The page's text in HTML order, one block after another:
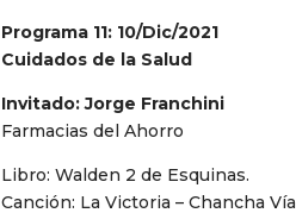
Programa 11: 10/Dic/2021
Cuidados de la Salud
Invitado: Jorge Franchini
Farmacias del Ahorro
Libro: Walden 2 de Esquinas.
Canción: La Victoria – Chancha Vía